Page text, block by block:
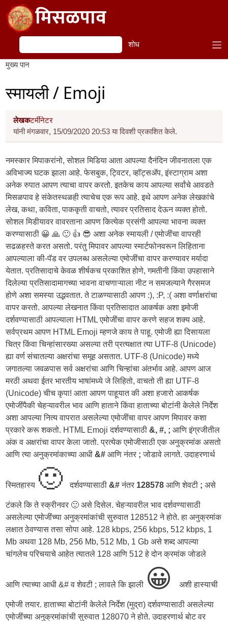
Skip to main contentमिसळपाव
शोध शोध
मुख्य पान
स्मायली / Emoji
लेखकटर्मीनेटर
यांनी मंगळवार, 15/09/2020 20:53 या दिवशी प्रकाशित केले.
नमस्कार मिपाकरांनो, सोशल मिडिया आता आपल्या दैनंदिन जीवनातला एक
अविभाज्य घटक झाला आहे. फेसबुक, ट्विटर, व्हॉट्सॲप, इंस्टाग्राम अशा
अनेक रुपात आपण त्याचा वापर करतो. इतकेच काय आपल्या सर्वांचे आवडते
मिसळपाव हे संकेतस्थळही त्याचेच एक रूप आहे. इथे आपण अनेक लेखकांचे
लेख, कथा, कविता, पाककृती वाचतो, त्यावर प्रतिसाद देऊन व्यक्त होतो.
सोशल मिडीयावर वावरताना आपण कित्येक प्रसंगी आपल्या भावना व्यक्त
करण्यासाठी 😀 🙏 🙂 👍 😎 अशा अनेक स्मायली / एमोजींचा वापरही
सढळहस्ते करत असतो. परंतु मिपावर आपल्या स्मार्टफोनवरून लिहिताना
आपल्याला की-पॅड वर उपलब्ध असलेल्या एमोजींचा वापर करण्यावर मर्यादा
येतात. प्रतिसादाचे केवळ शीर्षकच प्रकाशित होणे, गमतीनी किंवा उपहासाने
दिलेल्या प्रतिसादामागच्या भावना वाचणाऱ्याला नीट न समजल्याने गैरसमज
होणे अशा समस्या उद्भवतात. ते टाळण्यासाठी आपण :), :P, :( अशा वर्णाक्षरांचा
वापर करतो. आपल्या लेखनात किंवा प्रतिसादात आकर्षक अशा इमोजी
दर्शवण्यासाठी आपल्याला HTML एमोजींचा वापर करणे सहज शक्य आहे.
सर्वप्रथम आपण HTML Emoji म्हणजे काय ते पाहू. एमोजी ह्या दिसायला
चित्र किंवा चिन्हांसारख्या असल्या तरी प्रत्यक्षात त्या UTF-8 (Unicode)
ह्या वर्ण संचातल्या अक्षरांचा समूह असतात. UTF-8 (Unicode) मध्ये
जगातल्या जवळपास सर्व अक्षरांचा आणि चिन्हांचा अंतर्भाव आहे. आपण आज
मरठी अथवा ईतर भारतीय भाषांमध्ये जे लिहितो, वाचतो ती ह्या UTF-8
(Unicode) चीच कृपा! आता आपण पाहूयात की अशा हजारो आकर्षक
एमोजींपैकी चेहऱ्यावरील भाव आणि हाताने किंवा हाताच्या बोटांनी केलेले निर्देश
अशा आपल्या नित्य वापरात असलेल्या एमोजींचा वापर आपण मिपावर कशा
प्रकारे करू शकतो. HTML Emoji दर्शवण्यासाठी&, #, ; आणि इंग्रजीतील
अंक व अक्षरांचा वापर केला जातो. प्रत्येक एमोजीसाठी एक अनुक्रमांक असतो
आणि त्या अनुक्रमांकाच्या आधी&# आणि नंतर ; जोडावे लागते. उदाहरणार्थ
स्मितहास्य 🙂दर्शवण्यासाठी&#नंतर 128578 आणि शेवटी ;असे
टंकले कि ते स्क्रीनवर 🙂 असे दिसेल. चेहऱ्यावरील भाव दर्शवण्यासाठी
असलेल्या एमोजींच्या अनुक्रमांकांची सुरुवात 128512 ने होते. हा अनुक्रमांक
लक्षात ठेवण्यास तसा सोपा आहे. 128 kbps, 256 kbps, 512 kbps, 1
Mb अथवा 128 Mb, 256 Mb, 512 Mb, 1 Gb असे शब्द आपल्या
चांगलेच परिचयाचे आहेत त्यातले 128 आणि 512 हे दोन क्रमांक जोडले
आणि त्याच्या आधी &# व शेवटी ; लावले कि झाली 😀अशी हास्याची
एमोजी तयार. हाताच्या बोटांनी केलेले निर्देश (मुद्रा) दर्शवण्यासाठी असलेल्या
एमोजींच्या अनुक्रमांकांची सुरुवात 128070 ने होते. उदाहरणार्थ बोट वर